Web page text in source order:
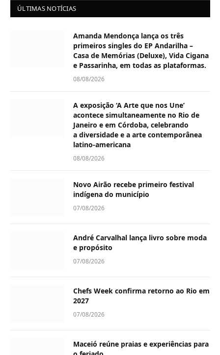
ÚLTIMAS NOTÍCIAS
Amanda Mendonça lança os três
primeiros singles do EP Andarilha –
Casa de Memórias (Deluxe), Vida Cigana
e Passarinha, em todas as plataformas.
08/08/2026
A exposição ‘A Arte que nos Une’
acontece simultaneamente no Rio de
Janeiro e em Córdoba, celebrando
a diversidade e a arte contemporânea
latino-americana
08/08/2026
Novo Airão recebe primeiro festival
indígena do município
07/08/2026
André Carvalhal lança livro sobre moda
e propósito
07/08/2026
Chefs Week confirma retorno ao Rio em
2027
07/08/2026
Maceió reúne praias e experiências para